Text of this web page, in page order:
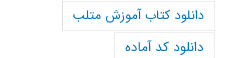
دانلود کتاب آموزش متلب
دانلود کد آماده